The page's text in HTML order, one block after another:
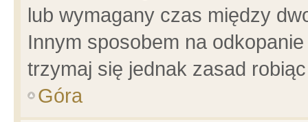
lub wymagany czas między
Innym sposobem na
trzymaj się jednak zasad
Góra